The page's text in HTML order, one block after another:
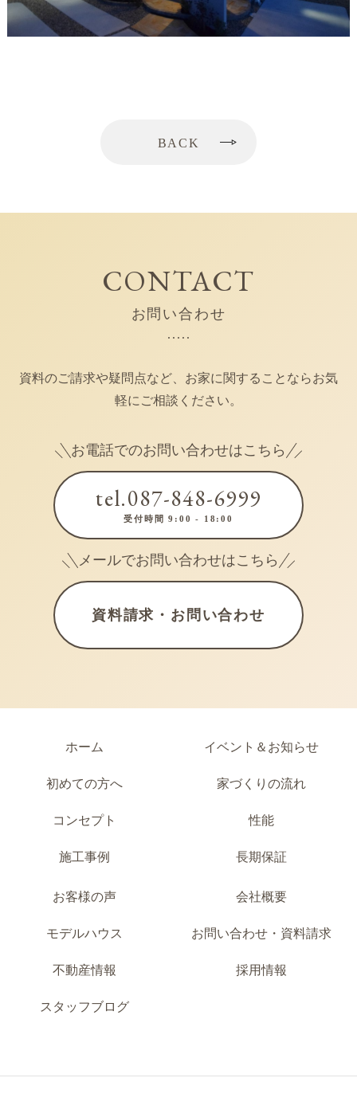
BACK
CONTACT
お問い合わせ
資料のご請求や疑問点など、お家に関することならお気
軽にご相談ください。
お電話でのお問い合わせはこちら
tel.087-848-6999
受付時間 9:00 - 18:00
メールでお問い合わせはこちら
資料請求・お問い合わせ
ホーム
初めての方へ
コンセプト
施工事例
イベント＆お知らせ
家づくりの流れ
性能
長期保証
お客様の声
モデルハウス
不動産情報
スタッフブログ
会社概要
お問い合わせ・資料請求
採用情報